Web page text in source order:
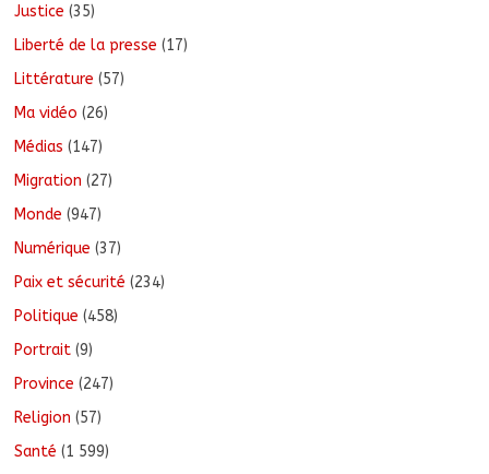
Justice (35)
Liberté de la presse (17)
Littérature (57)
Ma vidéo (26)
Médias (147)
Migration (27)
Monde (947)
Numérique (37)
Paix et sécurité (234)
Politique (458)
Portrait (9)
Province (247)
Religion (57)
Santé (1 599)